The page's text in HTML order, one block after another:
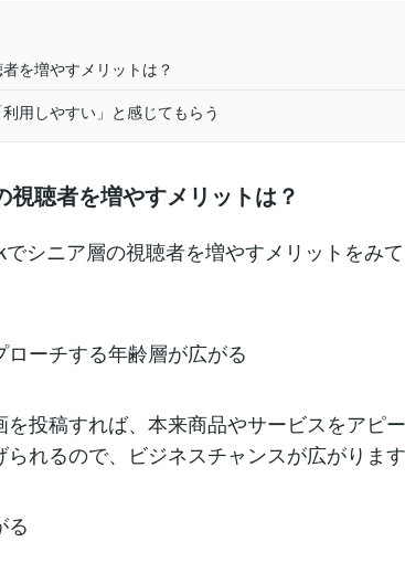
を増やすメリットは？
用しやすい」と感じてもらう
聴者を増やすメリットは？
シニア層の視聴者を増やすメリットをみ
ーチする年齢層が広がる
を投稿すれば、本来商品やサービスをアピ
れるので、ビジネスチャンスが広がります
る